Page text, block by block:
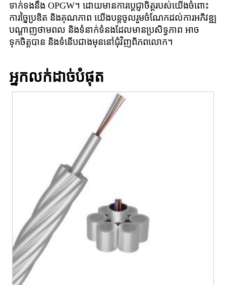
ទាក់ទងនឹង OPGW។ ដោយមានការប្តេជ្ញាចិត្តរបស់យើងចំពោះ
ការច្នៃប្រឌិត និងគុណភាព យើងបន្តចូលរួមចំណែកដល់ការអភិវឌ្ឍ
បណ្តាញថាមពល និងទំនាក់ទំនងដែលមានប្រសិទ្ធភាព អាច
ទុកចិត្តបាន និងទំនើបជាងមុននៅជុំវិញពិភពលោក។
អ្នកលក់ដាច់បំផុត